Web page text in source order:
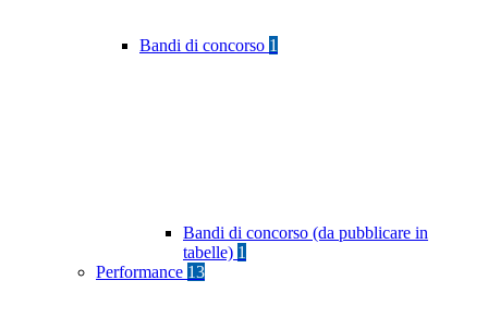
Bandi di concorso 1
Bandi di concorso (da pubblicare in
tabelle) 1
Performance 13